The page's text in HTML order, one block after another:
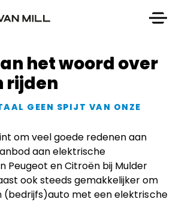
het woord over
rijden
GEEN SPIJT VAN ONZE
om veel goede redenen aan
aan elektrische
Peugeot en Citroën bij Mulder
ook steeds gemakkelijker om
(bedrijfs)auto met een elektrische